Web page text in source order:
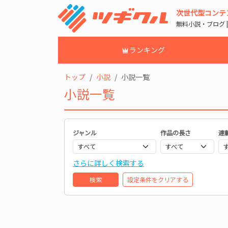
次世代型コン
無料小説・ブログ
ランキング
トップ 小説 小説一覧
小説一覧
ジャンル 作品の長さ 連
さらに詳しく検索する
検索 設定条件をクリアする